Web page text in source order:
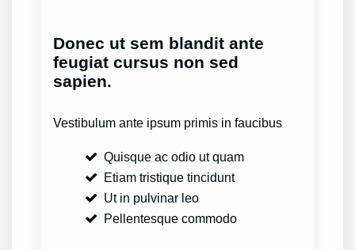
Donec ut sem blandit ante
feugiat cursus non sed
sapien.
Vestibulum ante ipsum primis in faucibus
Quisque ac odio ut quam
Etiam tristique tincidunt
Ut in pulvinar leo
Pellentesque commodo